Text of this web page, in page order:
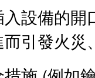
設備的
引發火